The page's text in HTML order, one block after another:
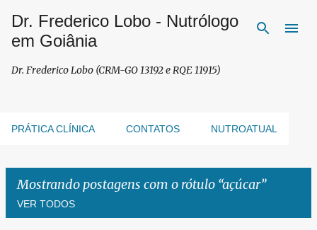
Pular para o conteúdo principal
Dr. Frederico Lobo - Nutrólogo
em Goiânia
Dr. Frederico Lobo (CRM-GO 13192 e RQE 11915)
PRÁTICA CLÍNICA CONTATOS NUTROATUAL
Mostrando postagens com o rótulo açúcar
VER TODOS